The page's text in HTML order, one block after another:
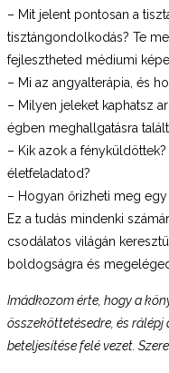
– Mit jelent pontosan a
tisztángondolkodás? Te
fejlesztheted médiumi
– Mi az angyalterápia, és
– Milyen jeleket kaphatsz
égben meghallgatásra
– Kik azok a
életfeladatod?
– Hogyan őrizheti meg
Ez a tudás mindenki
csodálatos világán
boldogságra és
Imádkozom érte, hogy a
összeköttetésedre, és rálépj
beteljesítése felé vezet.